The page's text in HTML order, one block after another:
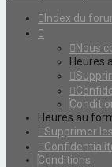
Index du
Nous
Heures
Heures au
Supprimer
Conditions